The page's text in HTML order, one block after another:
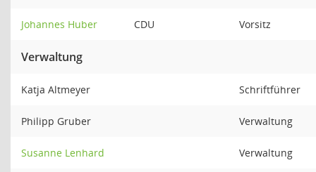
Johannes Huber CDU Vorsitz
Verwaltung
Katja Altmeyer Schriftführer
Philipp Gruber Verwaltung
Susanne Lenhard Verwaltung